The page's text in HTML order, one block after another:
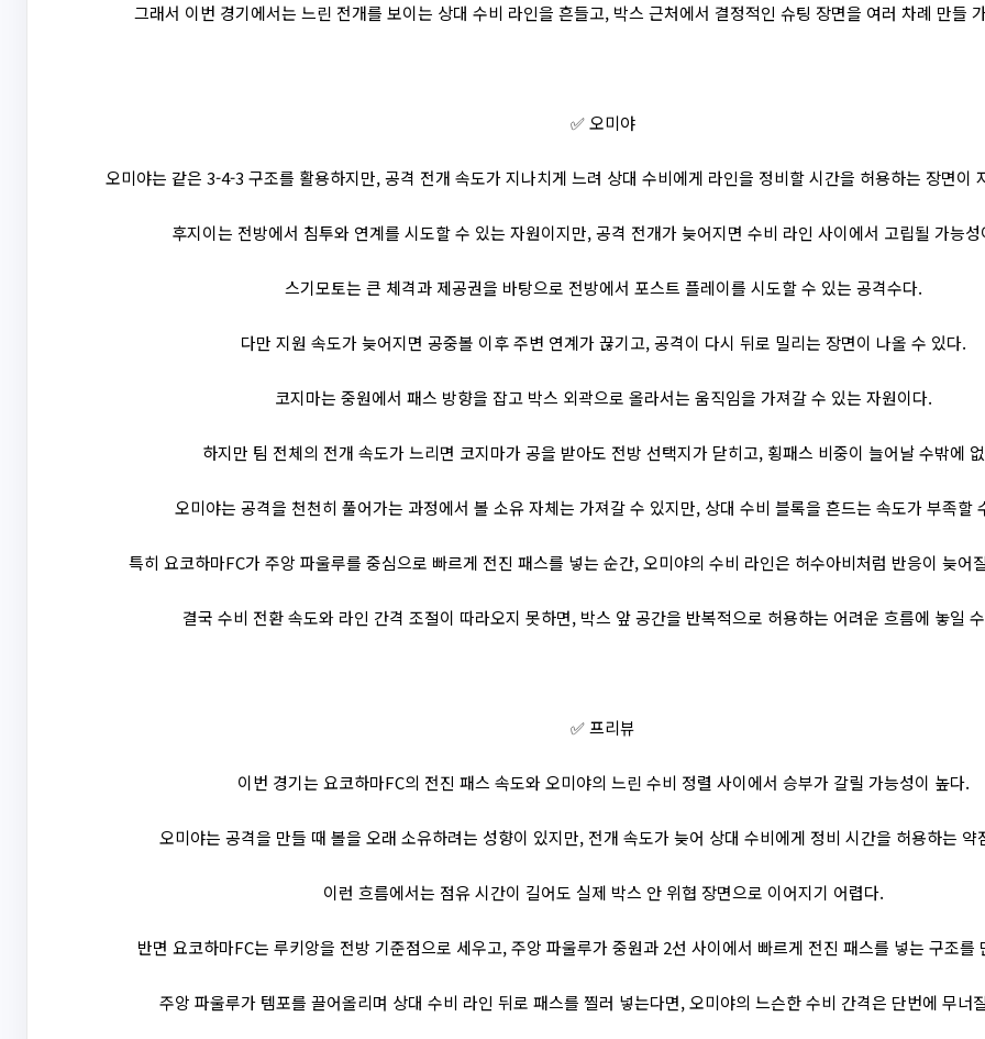
그래서 이번 경기에서는 느린 전개를 보이는 상대 수비 라인을 흔들고, 박스 근처에서 결정적인 슈팅 장면을 여러 차례 만들
✅ 오미야
오미야는 같은 3-4-3 구조를 활용하지만, 공격 전개 속도가 지나치게 느려 상대 수비에게 라인을 정비할 시간을 허용하는 장면이
후지이는 전방에서 침투와 연계를 시도할 수 있는 자원이지만, 공격 전개가 늦어지면 수비 라인 사이에서 고립될 가능
스기모토는 큰 체격과 제공권을 바탕으로 전방에서 포스트 플레이를 시도할 수 있는 공격수다.
다만 지원 속도가 늦어지면 공중볼 이후 주변 연계가 끊기고, 공격이 다시 뒤로 밀리는 장면이 나올 수 있다.
코지마는 중원에서 패스 방향을 잡고 박스 외곽으로 올라서는 움직임을 가져갈 수 있는 자원이다.
하지만 팀 전체의 전개 속도가 느리면 코지마가 공을 받아도 전방 선택지가 닫히고, 횡패스 비중이 늘어날 수밖에
오미야는 공격을 천천히 풀어가는 과정에서 볼 소유 자체는 가져갈 수 있지만, 상대 수비 블록을 흔드는 속도가 부족할
특히 요코하마FC가 주앙 파울루를 중심으로 빠르게 전진 패스를 넣는 순간, 오미야의 수비 라인은 허수아비처럼 반응이 늦어
결국 수비 전환 속도와 라인 간격 조절이 따라오지 못하면, 박스 앞 공간을 반복적으로 허용하는 어려운 흐름에 놓일
✅ 프리뷰
이번 경기는 요코하마FC의 전진 패스 속도와 오미야의 느린 수비 정렬 사이에서 승부가 갈릴 가능성이 높다.
오미야는 공격을 만들 때 볼을 오래 소유하려는 성향이 있지만, 전개 속도가 늦어 상대 수비에게 정비 시간을 허용하는 약
이런 흐름에서는 점유 시간이 길어도 실제 박스 안 위협 장면으로 이어지기 어렵다.
반면 요코하마FC는 루키앙을 전방 기준점으로 세우고, 주앙 파울루가 중원과 2선 사이에서 빠르게 전진 패스를 넣는 구조를
주앙 파울루가 템포를 끌어올리며 상대 수비 라인 뒤로 패스를 찔러 넣는다면, 오미야의 느슨한 수비 간격은 단번에 무너